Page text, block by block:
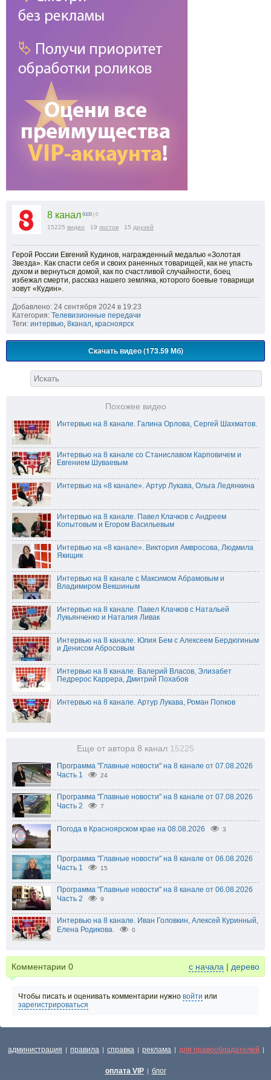
8 канал 9100 | 0
15225 видео 19 постов 15 друзей
Герой России Евгений Кудинов, награжденный медалью «Золотая
Звезда». Как спасти себя и своих раненных товарищей, как не упасть
духом и вернуться домой, как по счастливой случайности, боец
избежал смерти, рассказ нашего земляка, которого боевые товарищи
зовут «Кудин».
Добавлено: 24 сентября 2024 в 19:23
Категория: Телевизионные передачи
Теги: интервью, 8канал, красноярск
Скачать видео (173.59 Мб)
Похожее видео
Интервью на 8 канале. Галина Орлова, Сергей Шахматов.
Интервью на 8 канале со Станиславом Карповичем и
Евгением Шуваевым
Интервью на «8 канале». Артур Лукава, Ольга Ледянкина
Интервью на 8 канале. Павел Клачков с Андреем
Копытовым и Егором Васильевым
Интервью на «8 канале». Виктория Амвросова, Людмила
Якищик
Интервью на 8 канале с Максимом Абрамовым и
Владимиром Векшиным
Интервью на 8 канале. Павел Клачков с Натальей
Лукьянченко и Наталия Ливак
Интервью на 8 канале. Юлия Бем с Алексеем Бердюгиным
и Денисом Абросовым
Интервью на 8 канале. Валерий Власов, Элизабет
Педрерос Каррера, Дмитрий Похабов
Интервью на 8 канале. Артур Лукава, Роман Попков
Еще от автора 8 канал 15225
Программа "Главные новости" на 8 канале от 07.08.2026
Часть 1
24
Программа "Главные новости" на 8 канале от 07.08.2026
Часть 2
7
Погода в Красноярском крае на 08.08.2026 3
Программа "Главные новости" на 8 канале от 06.08.2026
Часть 1
15
Программа "Главные новости" на 8 канале от 06.08.2026
Часть 2
9
Интервью на 8 канале. Иван Головкин, Алексей Куринный,
Елена Родикова.
0
Комментарии 0 с начала | дерево
Чтобы писать и оценивать комментарии нужно войти или
зарегистрироваться
администрация | правила | справка | реклама | для правообладателей |
оплата VIP | блог